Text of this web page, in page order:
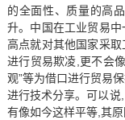
的全面性、质量的高
升。中国在工业贸易
高点就对其他国家采
进行贸易欺凌,更不会
观”等为借口进行贸易
进行技术分享。可以
有像如今这样平等,其